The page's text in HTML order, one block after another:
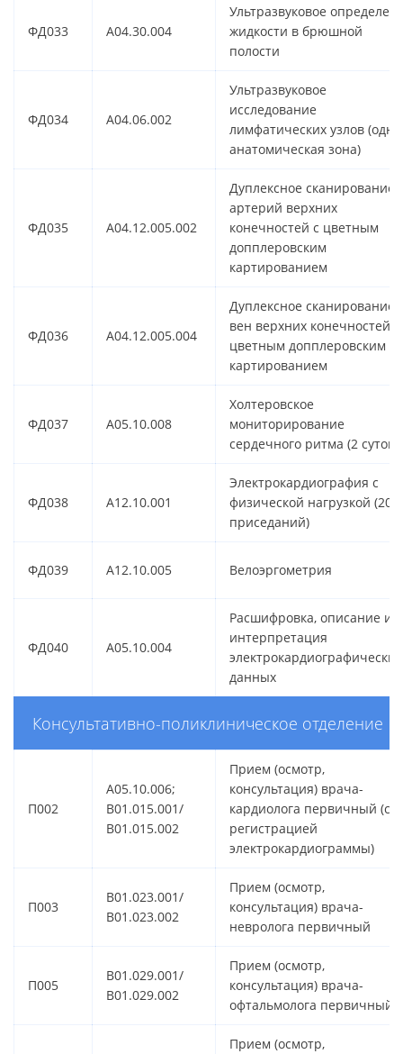
ФД033 A04.30.004
Ультразвуковое
жидкости в брюшной
полости
ФД034 A04.06.002
Ультразвуковое
исследование
лимфатических узлов (одна
анатомическая зона)
ФД035 A04.12.005.002
Дуплексное сканирование
артерий верхних
конечностей с цветным
допплеровским
картированием
ФД036 A04.12.005.004
Дуплексное сканирование
вен верхних конечностей с
цветным допплеровским
картированием
ФД037 A05.10.008
Холтеровское
мониторирование
сердечного ритма (2 суток)
ФД038 A12.10.001
Электрокардиография с
физической нагрузкой (20
приседаний)
ФД039 A12.10.005 Велоэргометрия
ФД040 A05.10.004
Расшифровка, описание и
интерпретация
электрокардиографических
данных
Консультативно-поликлиническое отделение
П002
A05.10.006;
B01.015.001/
B01.015.002
Прием (осмотр,
консультация) врача-
кардиолога первичный (с
регистрацией
электрокардиограммы)
П003
B01.023.001/
B01.023.002
Прием (осмотр,
консультация) врача-
невролога первичный
П005
B01.029.001/
B01.029.002
Прием (осмотр,
консультация) врача-
офтальмолога первичный
Прием (осмотр,